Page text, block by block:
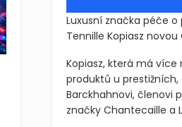
Luxusní značka péče
Tennille Kopiasz
Kopiasz, která má
produktů u
Barckhahnovi, členovi
značky Chantecaille a